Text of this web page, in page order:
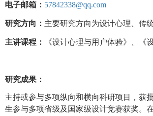
电子邮箱： 57842338@qq.com
研究方向： 主要研究方向为设计心理、传
主讲课程： 《设计心理与用户体验》、《
研究成果：
主持或参与多项纵向和横向科研项目，获
生参与多项省级及国家级设计竞赛获奖。